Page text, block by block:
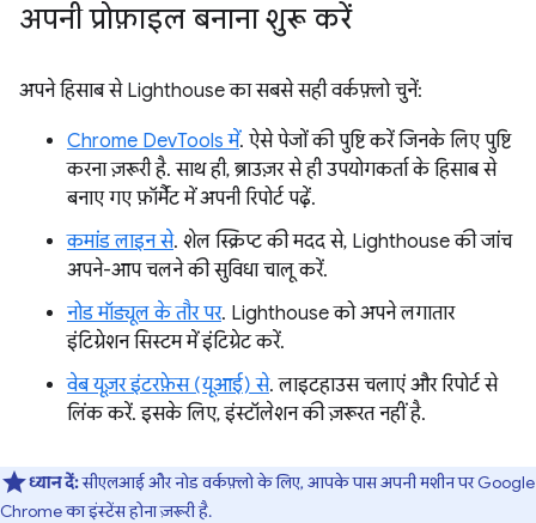
अपनी प्रोफ़ाइल बनाना शुरू करें
अपने हिसाब से Lighthouse का सबसे सही वर्कफ़्लो चुनें:
Chrome DevTools में. ऐसे पेजों की पुष्टि करें जिनके लिए पुष्टि
करना ज़रूरी है. साथ ही, ब्राउज़र से ही उपयोगकर्ता के हिसाब से
बनाए गए फ़ॉर्मैट में अपनी रिपोर्ट पढ़ें.
कमांड लाइन से. शेल स्क्रिप्ट की मदद से, Lighthouse की जांच
अपने-आप चलने की सुविधा चालू करें.
नोड मॉड्यूल के तौर पर. Lighthouse को अपने लगातार
इंटिग्रेशन सिस्टम में इंटिग्रेट करें.
वेब यूज़र इंटरफ़ेस (यूआई) से. लाइटहाउस चलाएं और रिपोर्ट से
लिंक करें. इसके लिए, इंस्टॉलेशन की ज़रूरत नहीं है.
ध्यान दें:सीएलआई और नोड वर्कफ़्लो के लिए, आपके पास अपनी मशीन पर Google
Chrome का इंस्टेंस होना ज़रूरी है.